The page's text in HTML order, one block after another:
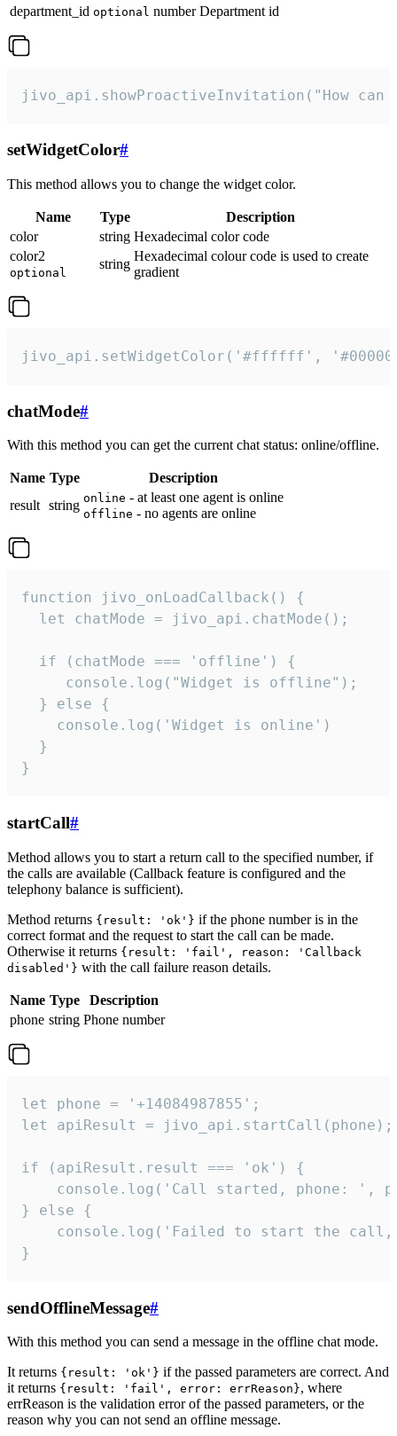
department_id optional number Department id
jivo_api.showProactiveInvitation("How
setWidgetColor#
This method allows you to change the widget color.
Name Type
Description
color
string Hexadecimal color code
color2
optional
string
Hexadecimal colour code is used to create
gradient
jivo_api.setWidgetColor('#ffffff',
chatMode#
With this method you can get the current chat status: online/offline.
Name Type
Description
result string online - at least one agent is online
offline - no agents are online
function jivo_onLoadCallback() {
  let chatMode = jivo_api.chatMode();
  if (chatMode === 'offline') {
     console.log("Widget is offline");
  } else {
    console.log('Widget is online')
  }
}
startCall#
Method allows you to start a return call to the specified number, if
the calls are available (Callback feature is configured and the
telephony balance is sufficient).
Method returns {result: 'ok'} if the phone number is in the
correct format and the request to start the call can be made.
Otherwise it returns {result: 'fail', reason: 'Callback
disabled'} with the call failure reason details.
Name Type
Description
phone string Phone number
let phone = '+14084987855';
let apiResult = jivo_api.startCall(phone);
if (apiResult.result === 'ok') {
console.log('Call started, phone: ',
} else {
console.log('Failed to start the
}
sendOfflineMessage#
With this method you can send a message in the offline chat mode.
It returns {result: 'ok'} if the passed parameters are correct. And
it returns {result: 'fail', error: errReason}, where
errReason is the validation error of the passed parameters, or the
reason why you can not send an offline message.